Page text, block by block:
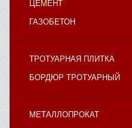
ЦЕМЕНТ
ГАЗОБЕТОН
ТРОТУАРНАЯ ПЛИТКА
БОРДЮР ТРОТУАРНЫЙ
МЕТАЛЛОПРОКАТ